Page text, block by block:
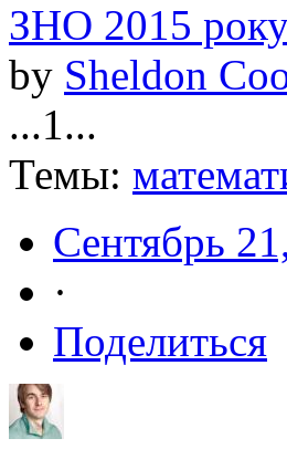
ЗНО 2015
by Sheldon
...1...
Темы:
Сентябрь
·
Поделиться